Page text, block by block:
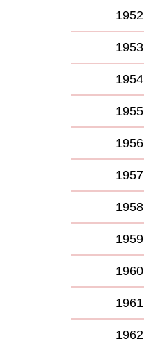
1952
1953
1954
1955
1956
1957
1958
1959
1960
1961
1962